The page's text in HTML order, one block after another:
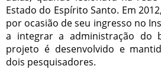
Estado do Espírito Santo. Em
por ocasião de seu ingresso no
a integrar a administração do
projeto é desenvolvido e
dois pesquisadores.